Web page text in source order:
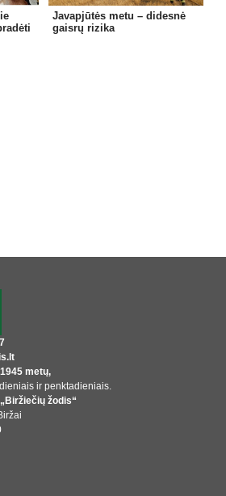
Javapjūtės metu – didesnė
gaisrų rizika
metų,
ir penktadieniais.
žodis“